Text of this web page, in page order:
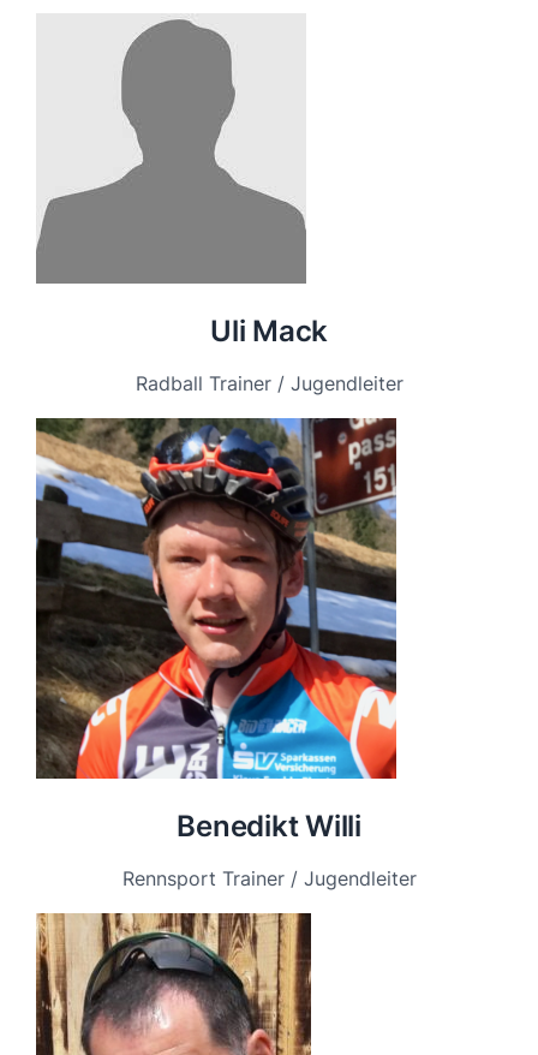
Uli Mack
Radball Trainer / Jugendleiter
Benedikt Willi
Rennsport Trainer / Jugendleiter